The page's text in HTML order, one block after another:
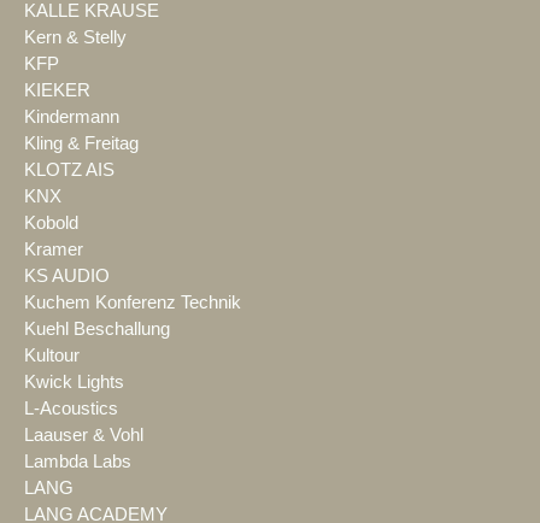
KALLE KRAUSE
Kern & Stelly
KFP
KIEKER
Kindermann
Kling & Freitag
KLOTZ AIS
KNX
Kobold
Kramer
KS AUDIO
Kuchem Konferenz Technik
Kuehl Beschallung
Kultour
Kwick Lights
L-Acoustics
Laauser & Vohl
Lambda Labs
LANG
LANG ACADEMY